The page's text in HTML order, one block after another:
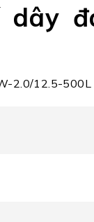
2.0/12.5-